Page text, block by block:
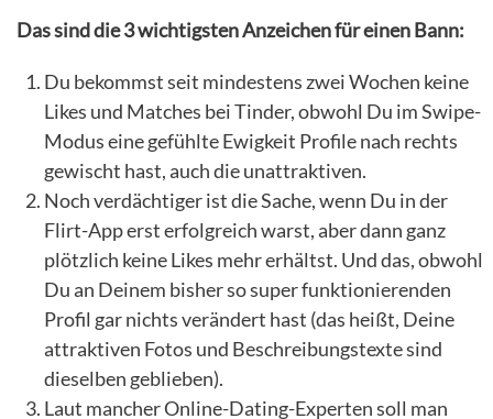
Das sind die 3 wichtigsten Anzeichen für einen Bann:
Du bekommst seit mindestens zwei Wochen keine
Likes und Matches bei Tinder, obwohl Du im Swipe-
Modus eine gefühlte Ewigkeit Profile nach rechts
gewischt hast, auch die unattraktiven.
Noch verdächtiger ist die Sache, wenn Du in der
Flirt-App erst erfolgreich warst, aber dann ganz
plötzlich keine Likes mehr erhältst. Und das, obwohl
Du an Deinem bisher so super funktionierenden
Profil gar nichts verändert hast (das heißt, Deine
attraktiven Fotos und Beschreibungstexte sind
dieselben geblieben).
Laut mancher Online-Dating-Experten soll man